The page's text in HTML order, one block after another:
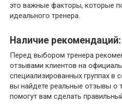
это важные факторы, которые
идеального тренера.
Наличие рекомендаций:
Перед выбором тренера
отзывами клиентов на
специализированных группах в
вы найдете реальные отзывы о
помогут вам сделать